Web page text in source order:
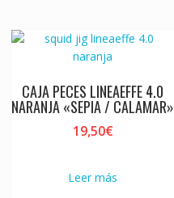
CAJA PECES LINEAEFFE 4.0
NARANJA «SEPIA / CALAMAR»
19,50€
Leer más